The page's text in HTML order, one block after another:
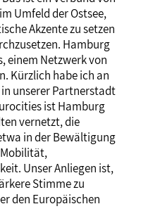
Umfeld der Ostsee,
Akzente zu setzen
Hamburg
einem Netzwerk von
Kürzlich habe ich an
unserer Partnerstadt
ist Hamburg
vernetzt, die
in der Bewältigung
Unser Anliegen ist,
Stimme zu
den Europäischen